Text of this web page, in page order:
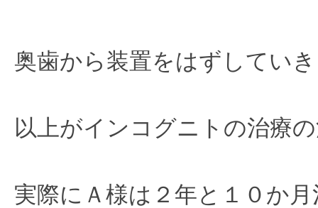
奥歯から装置をはずしてい
以上がインコグニトの治療
実際にＡ様は２年と１０か